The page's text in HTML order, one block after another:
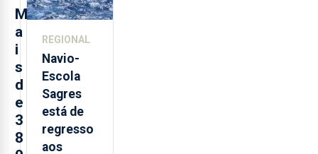
M
a
i
s
d
e
3
8
postos de
REGIONAL
Navio-
Escola
Sagres
está de
regresso
aos